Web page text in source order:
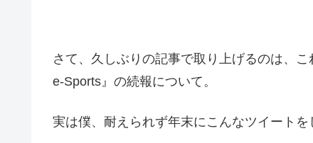
さて、久しぶりの記事で取り上げるのは、
e-Sports』の続報について。
実は僕、耐えられず年末にこんなツイートを